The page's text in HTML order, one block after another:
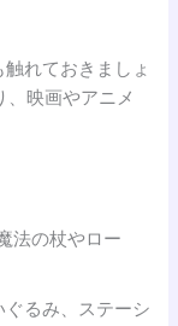
れておきましょ
、映画やアニメ
法の杖やロー
るみ、ステーシ